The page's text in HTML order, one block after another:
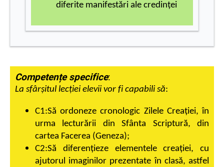
diferite manifestări ale credinţei
Competențe specifice:
La sfârşitul lecţiei elevii vor fi capabili să:
C1:Să ordoneze cronologic Zilele Creaţiei, în
urma lecturării din Sfânta Scriptură, din
cartea Facerea (Geneza);
C2:Să diferenţieze elementele creaţiei, cu
ajutorul imaginilor prezentate în clasă, astfel